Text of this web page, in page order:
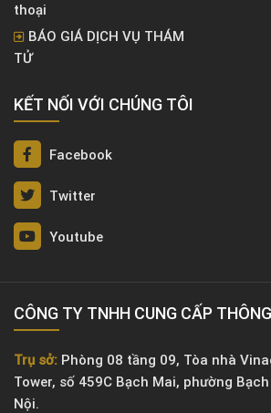
thoại
BÁO GIÁ DỊCH VỤ THÁM
TỬ
KẾT NỐI VỚI CHÚNG TÔI
Facebook
Twitter
Youtube
CÔNG TY TNHH CUNG CẤP
Trụ sở: Phòng 08 tầng 09, Tòa nhà
Tower, số 459C Bạch Mai, phường
Nội.